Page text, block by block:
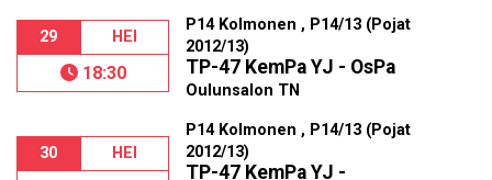
29 HEI
18:30
P14 Kolmonen , P14/13 (Pojat
2012/13)
TP-47 KemPa YJ - OsPa
Oulunsalon TN
30 HEI
P14 Kolmonen , P14/13 (Pojat
2012/13)
TP-47 KemPa YJ -